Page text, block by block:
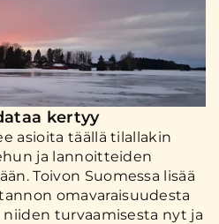
kertyy
asioita täällä tilallakin
ja lannoitteiden
Toivon Suomessa lisää
omavaraisuudesta
turvaamisesta nyt ja